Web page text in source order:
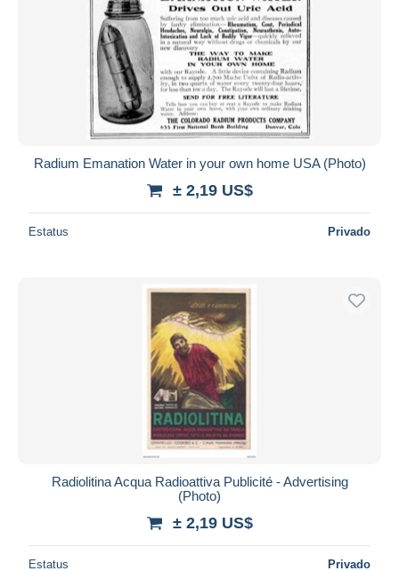
Aplicar
Radium Emanation Water in your own home USA (Photo)
± 2,19 US$
Estatus Privado
Radiolitina Acqua Radioattiva Publicité - Advertising
(Photo)
± 2,19 US$
Estatus Privado